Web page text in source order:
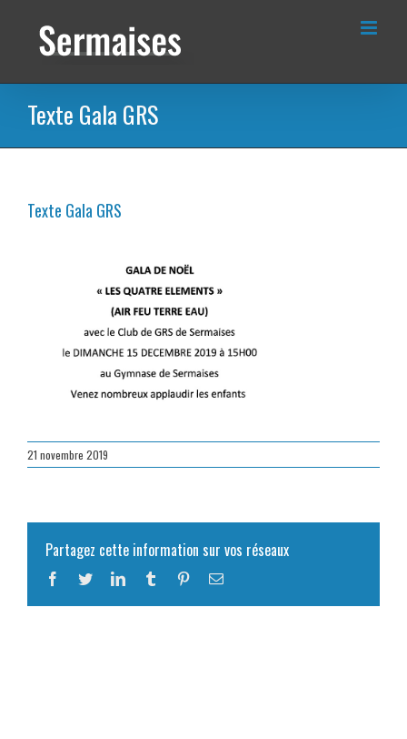
contenu
Texte Gala GRS
Texte Gala GRS
21 novembre 2019
Partagez cette information sur vos réseaux
Facebook
TwitterLinkedInTumblr PinterestEmail